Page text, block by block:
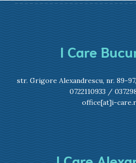
I Care
str. Grigore Alexandrescu, nr. 89-
0722110933 /
office[at]i-